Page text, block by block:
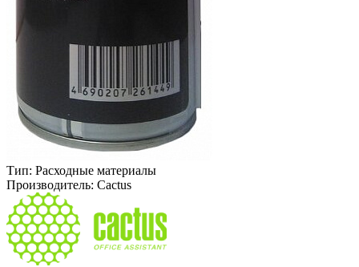
Тип: Расходные материалы
Производитель: Cactus